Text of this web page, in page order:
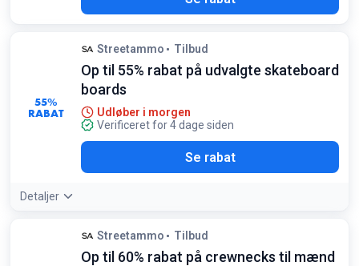
55%
RABAT
Streetammo Tilbud
Op til 55% rabat på udvalgte skateboard
boards
Udløber i morgen
Verificeret for 4 dage siden
Se rabat
Detaljer
Streetammo Tilbud
Op til 60% rabat på crewnecks til mænd